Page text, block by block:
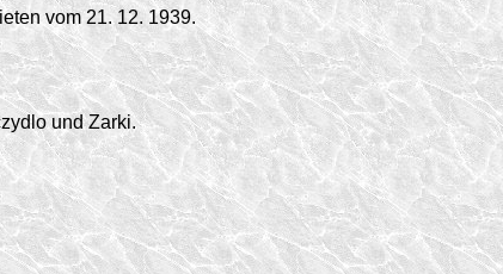
vom 21. 12. 1939.
und Zarki.